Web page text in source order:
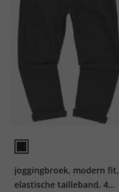
joggingbroek, modern fit,
elastische tailleband, 4